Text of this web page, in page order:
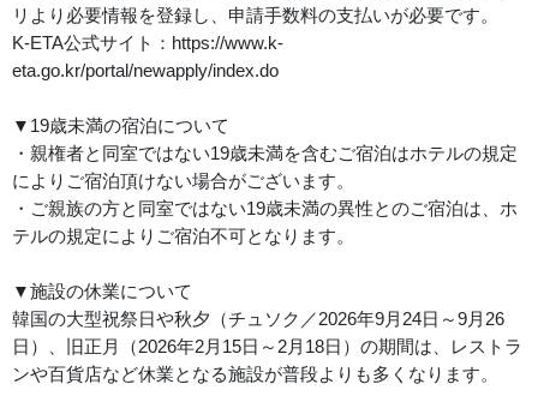
リより必要情報を登録し、申請手数料の支払いが必要です。
K-ETA公式サイト：https://www.k-
eta.go.kr/portal/newapply/index.do
▼19歳未満の宿泊について
・親権者と同室ではない19歳未満を含むご宿泊はホテルの規定
によりご宿泊頂けない場合がございます。
・ご親族の方と同室ではない19歳未満の異性とのご宿泊は、ホ
テルの規定によりご宿泊不可となります。
▼施設の休業について
韓国の大型祝祭日や秋夕（チュソク／2026年9月24日～9月26
日）、旧正月（2026年2月15日～2月18日）の期間は、レストラ
ンや百貨店など休業となる施設が普段よりも多くなります。